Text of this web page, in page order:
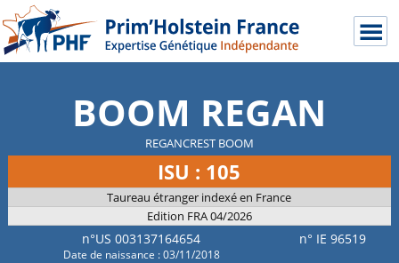
BOOM REGAN
REGANCREST BOOM
ISU : 105
Taureau étranger indexé en France
Edition FRA 04/2026
n°US 003137164654 n° IE 96519
Date de naissance : 03/11/2018